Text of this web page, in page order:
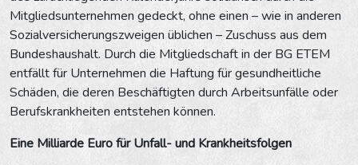
Mitgliedsunternehmen gedeckt, ohne einen – wie in anderen
Sozialversicherungszweigen üblichen – Zuschuss aus dem
Bundeshaushalt. Durch die Mitgliedschaft in der BG ETEM
entfällt für Unternehmen die Haftung für gesundheitliche
Schäden, die deren Beschäftigten durch Arbeitsunfälle oder
Berufskrankheiten entstehen können.
Eine Milliarde Euro für Unfall- und Krankheitsfolgen